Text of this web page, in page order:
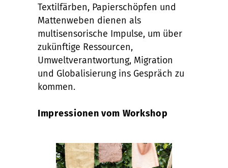
Textilfärben, Papierschöpfen und
Mattenweben dienen als
multisensorische Impulse, um über
zukünftige Ressourcen,
Umweltverantwortung, Migration
und Globalisierung ins Gespräch zu
kommen.
Impressionen vom Workshop